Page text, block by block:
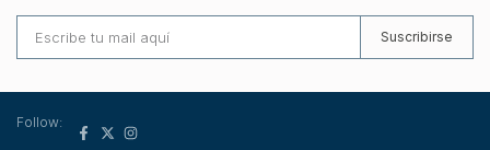
Suscribirse
Follow: